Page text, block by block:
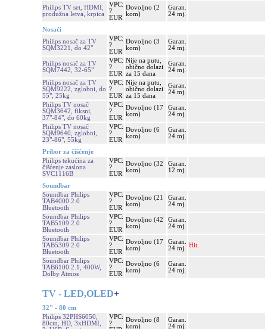
Philips TV set, HDMI,
produžna letva, krpica
VPC:
?
EUR
Dovoljno (2
kom)
Garan.
24 mj.
Nosači
Philips nosač za TV
SQM3221, do 42"
VPC:
?
EUR
Dovoljno (3
kom)
Garan.
24 mj.
Philips nosač za TV
SQM7442, 32-65"
VPC:
?
EUR
Nije na putu,
obično dolazi
za 15 dana
Garan.
24 mj.
Philips nosač za TV
SQM9222, zglobni, do
55", 25kg
VPC:
?
EUR
Nije na putu,
obično dolazi
za 15 dana
Garan.
24 mj.
Philips TV nosač
SQM3642, fiksni,
37"-84", do 60kg
VPC:
?
EUR
Dovoljno (17
kom)
Garan.
24 mj.
Philips TV nosač
SQM9640, zglobni,
23"-86", 55kg
VPC:
?
EUR
Dovoljno (6
kom)
Garan.
24 mj.
Pribor za čišćenje
Philips tekućina za
čišćenje zaslona
SVC1116B
VPC:
?
EUR
Dovoljno (32
kom)
Garan.
12 mj.
Soundbar
Soundbar Philips
TAB4000 2.0
Bluetooth
VPC:
?
EUR
Dovoljno (21
kom)
Garan.
24 mj.
Soundbar Philips
TAB5109 2.0
Bluetooth
VPC:
?
EUR
Dovoljno (42
kom)
Garan.
24 mj.
Soundbar Philips
TAB5309 2.0
Bluetooth
VPC:
?
EUR
Dovoljno (17
kom)
Garan.
24 mj.
Hit.
Soundbar Philips
TAB6100 2.1, 400W,
Dolby Atmos
VPC:
?
EUR
Dovoljno (6
kom)
Garan.
24 mj.
TV - LED,OLED+
32" - 80 cm
Philips 32PHS6050,
80cm, HD, 3xHDMI,
VPC:
?
Dovoljno (8
kom)
Garan.
24 mj.